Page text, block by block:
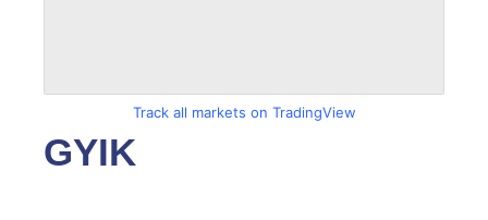
Track all markets on TradingView
GYIK